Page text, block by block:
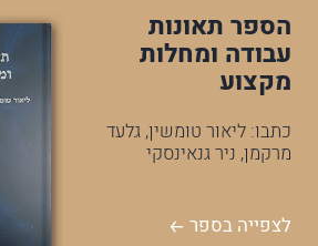
הספר תאונות
עבודה ומחלות
מקצוע
כתבו: ליאור טומשין, גלעד
מרקמן, ניר גנאינסקי
לצפייה בספר